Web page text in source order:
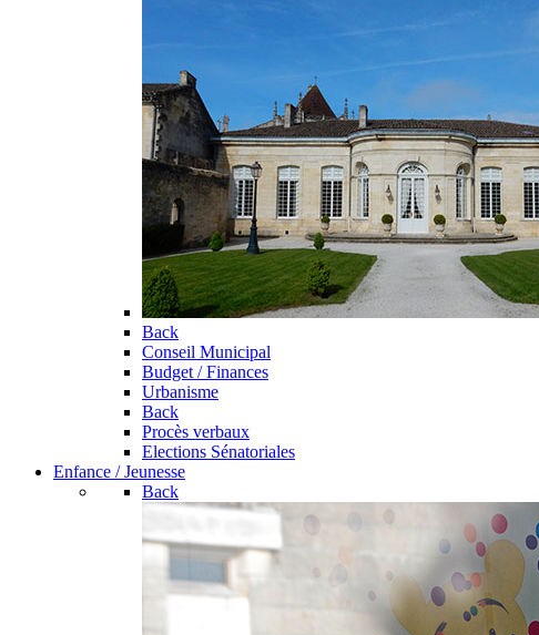
Back
Conseil Municipal
Budget / Finances
Urbanisme
Back
Procès verbaux
Elections Sénatoriales
Enfance / Jeunesse
Back